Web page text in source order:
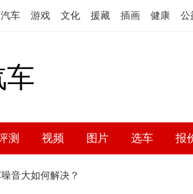
汽车 游戏 文化 援藏 插画 健康 公
车
测 视频 图片 选车 报
音大如何解决？